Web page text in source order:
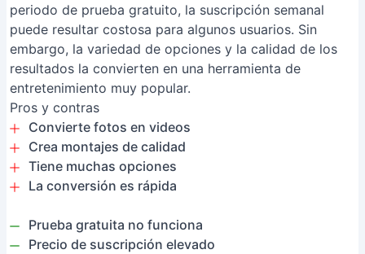
periodo de prueba gratuito, la suscripción semanal
puede resultar costosa para algunos usuarios. Sin
embargo, la variedad de opciones y la calidad de los
resultados la convierten en una herramienta de
entretenimiento muy popular.
Pros y contras
Convierte fotos en videos
Crea montajes de calidad
Tiene muchas opciones
La conversión es rápida
Prueba gratuita no funciona
Precio de suscripción elevado